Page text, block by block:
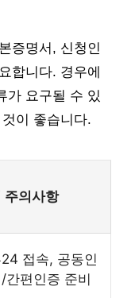
증명서, 신청인
합니다. 경우에
가 요구될 수 있
이 좋습니다.
주의사항
접속, 공동인
간편인증 준비